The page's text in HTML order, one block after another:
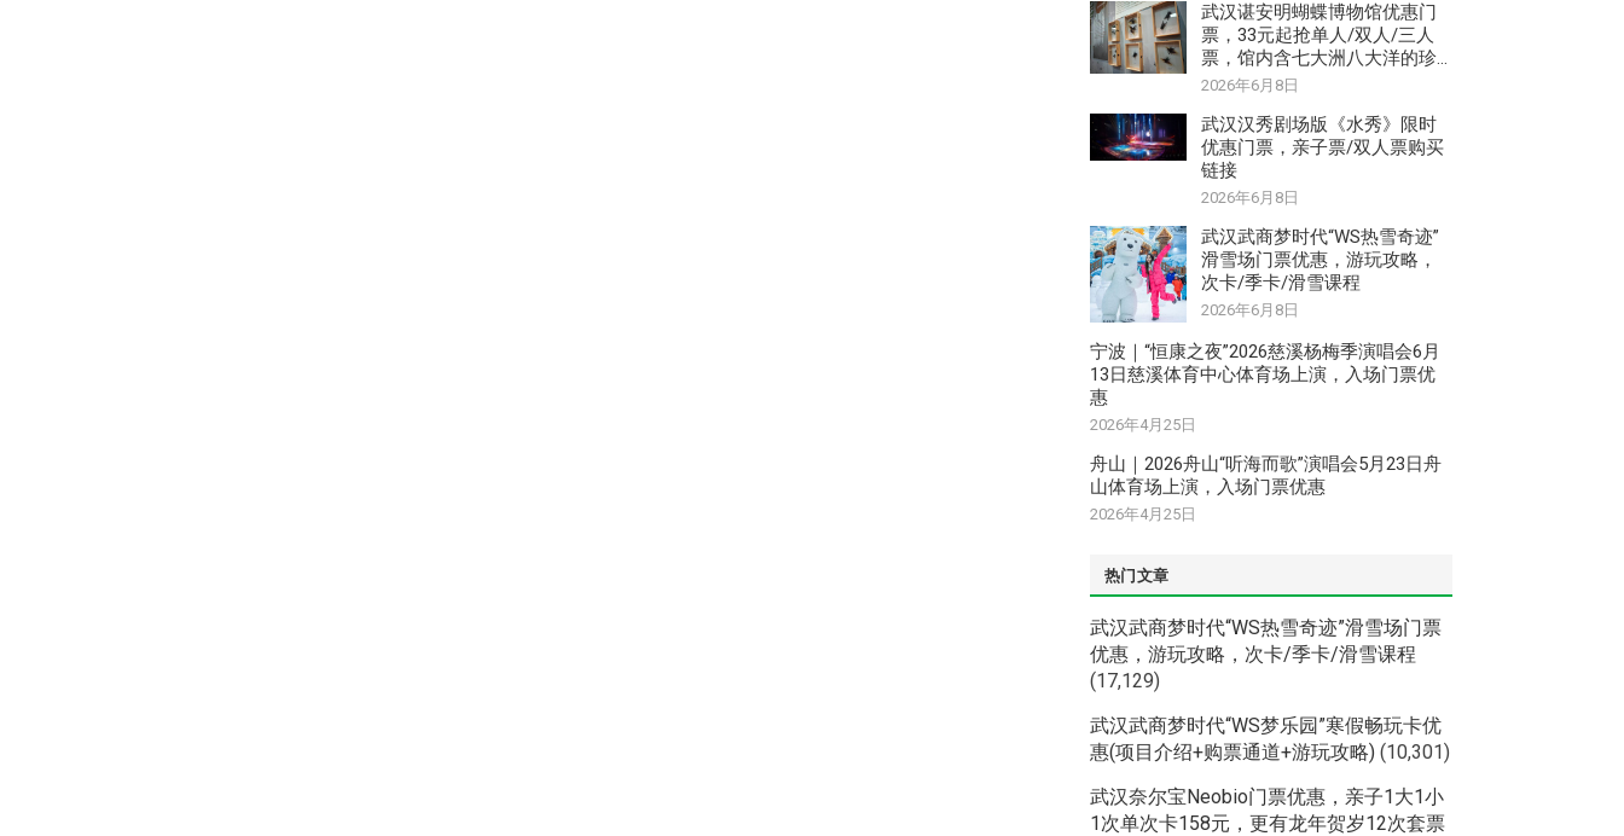
武汉谌安明蝴蝶博物馆优惠门
票，33元起抢单人/双人/三人
票，馆内含七大洲八大洋的珍
惜稀昆虫和蝴蝶标本
2026年6月8日
武汉汉秀剧场版《水秀》限时
优惠门票，亲子票/双人票购买
链接
2026年6月8日
武汉武商梦时代“WS热雪奇迹”
滑雪场门票优惠，游玩攻略，
次卡/季卡/滑雪课程
2026年6月8日
宁波｜“恒康之夜”2026慈溪杨梅季演唱会6月
13日慈溪体育中心体育场上演，入场门票优
惠
2026年4月25日
舟山｜2026舟山“听海而歌”演唱会5月23日舟
山体育场上演，入场门票优惠
2026年4月25日
热门文章
武汉武商梦时代“WS热雪奇迹”滑雪场门票
优惠，游玩攻略，次卡/季卡/滑雪课程
(17,129)
武汉武商梦时代“WS梦乐园”寒假畅玩卡优
惠(项目介绍+购票通道+游玩攻略) (10,301)
武汉奈尔宝Neobio门票优惠，亲子1大1小
1次单次卡158元，更有龙年贺岁12次套票